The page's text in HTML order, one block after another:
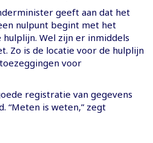
geeft aan dat het
nulpunt begint met het
Wel zijn er inmiddels
Zo is de locatie voor de hulplijn
voor
registratie van gegevens
“Meten is weten,” zegt